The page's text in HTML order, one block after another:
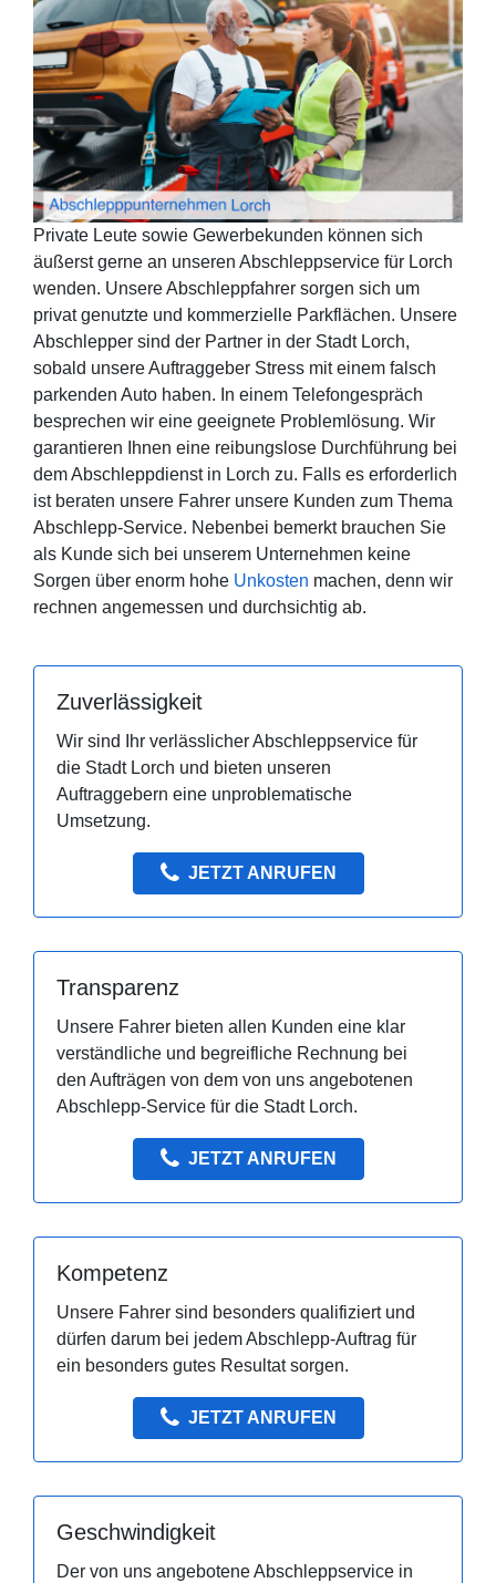
Private Leute sowie Gewerbekunden können sich
äußerst gerne an unseren Abschleppservice für Lorch
wenden. Unsere Abschleppfahrer sorgen sich um
privat genutzte und kommerzielle Parkflächen. Unsere
Abschlepper sind der Partner in der Stadt Lorch,
sobald unsere Auftraggeber Stress mit einem falsch
parkenden Auto haben. In einem Telefongespräch
besprechen wir eine geeignete Problemlösung. Wir
garantieren Ihnen eine reibungslose Durchführung bei
dem Abschleppdienst in Lorch zu. Falls es erforderlich
ist beraten unsere Fahrer unsere Kunden zum Thema
Abschlepp-Service. Nebenbei bemerkt brauchen Sie
als Kunde sich bei unserem Unternehmen keine
Sorgen über enorm hohe Unkosten machen, denn wir
rechnen angemessen und durchsichtig ab.
Zuverlässigkeit
Wir sind Ihr verlässlicher Abschleppservice für
die Stadt Lorch und bieten unseren
Auftraggebern eine unproblematische
Umsetzung.
JETZT ANRUFEN
Transparenz
Unsere Fahrer bieten allen Kunden eine klar
verständliche und begreifliche Rechnung bei
den Aufträgen von dem von uns angebotenen
Abschlepp-Service für die Stadt Lorch.
JETZT ANRUFEN
Kompetenz
Unsere Fahrer sind besonders qualifiziert und
dürfen darum bei jedem Abschlepp-Auftrag für
ein besonders gutes Resultat sorgen.
JETZT ANRUFEN
Geschwindigkeit
Der von uns angebotene Abschleppservice in